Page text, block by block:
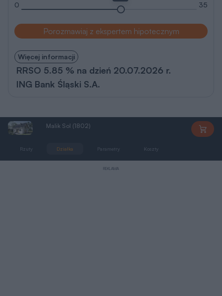
0
35
Porozmawiaj z ekspertem hipotecznym
Więcej informacji
RRSO 5.85 % na dzień 20.07.2026 r.
ING Bank Śląski S.A.
Malik Sol (1802)
Rzuty Działka Parametry Koszty
REKLAMA